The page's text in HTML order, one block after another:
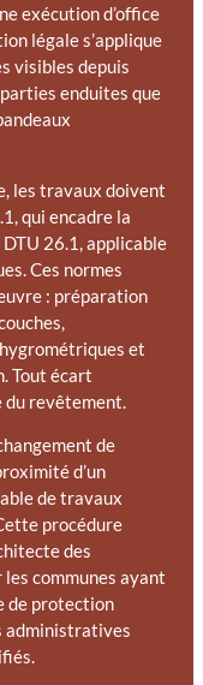
exécution d’office
légale s’applique
visibles depuis
enduites que
les travaux doivent
qui encadre la
26.1, applicable
Ces normes
: préparation
et
Tout écart
du revêtement.
de
d’un
de travaux
procédure
des
communes ayant
de protection
administratives